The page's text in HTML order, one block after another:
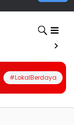
#LokalBerdaya